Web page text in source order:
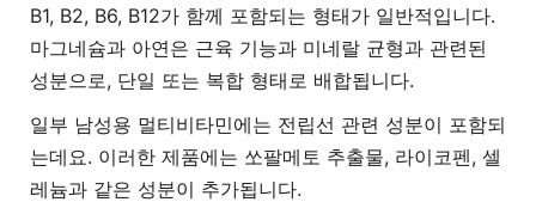
B1, B2, B6, B12가 함께 포함되는 형태가 일반적입니다.
마그네슘과 아연은 근육 기능과 미네랄 균형과 관련된
성분으로, 단일 또는 복합 형태로 배합됩니다.
일부 남성용 멀티비타민에는 전립선 관련 성분이 포함되
는데요. 이러한 제품에는 쏘팔메토 추출물, 라이코펜, 셀
레늄과 같은 성분이 추가됩니다.